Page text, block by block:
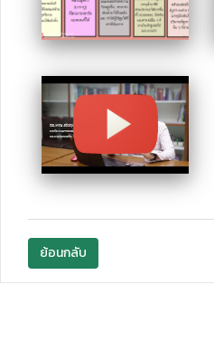
ย้อนกลับ